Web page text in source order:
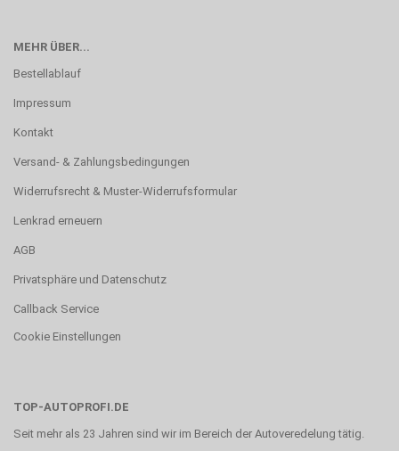
MEHR ÜBER...
Bestellablauf
Impressum
Kontakt
Versand- & Zahlungsbedingungen
Widerrufsrecht & Muster-Widerrufsformular
Lenkrad erneuern
AGB
Privatsphäre und Datenschutz
Callback Service
Cookie Einstellungen
TOP-AUTOPROFI.DE
Seit mehr als 23 Jahren sind wir im Bereich der Autoveredelung tätig.